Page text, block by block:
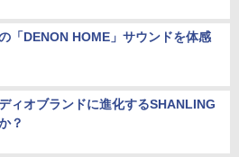
「DENON HOME」サウンドを体感
ィオブランドに進化するSHANLING
？